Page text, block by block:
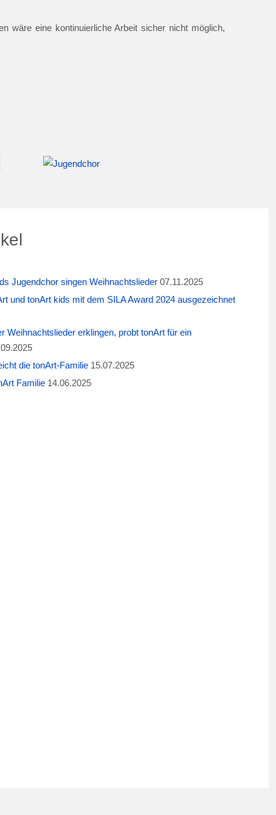
wäre eine kontinuierliche Arbeit sicher nicht möglich,
Jugendchor singen Weihnachtslieder 07.11.2025
und tonArt kids mit dem SILA Award 2024 ausgezeichnet
Weihnachtslieder erklingen, probt tonArt für ein
die tonArt-Familie 15.07.2025
Familie 14.06.2025